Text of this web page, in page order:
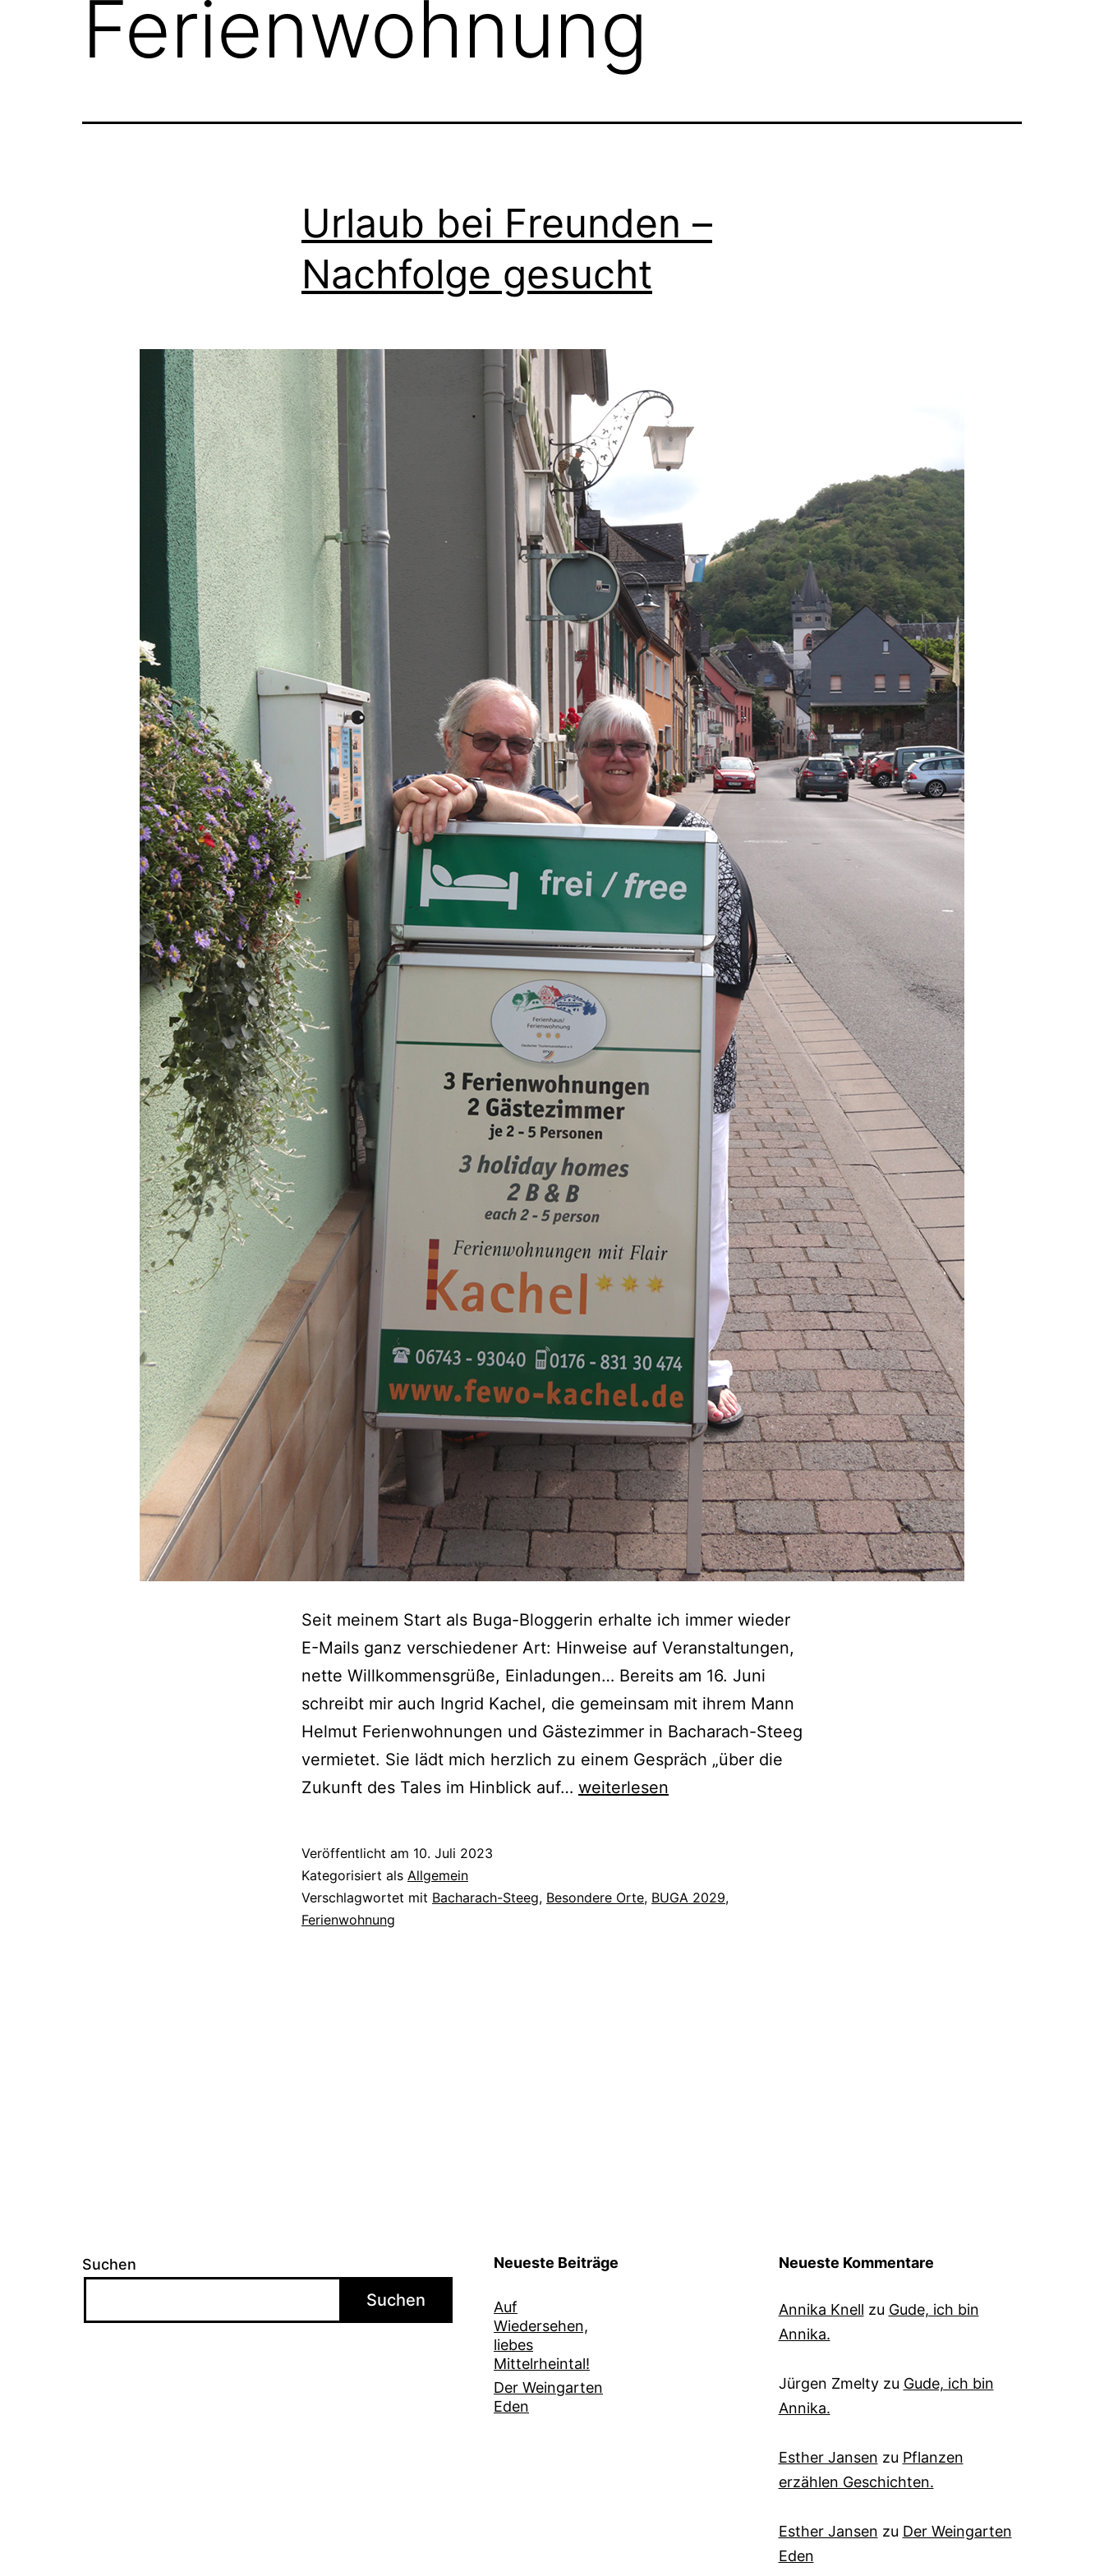
Ferienwohnung
Urlaub bei Freunden –
Nachfolge gesucht
Seit meinem Start als Buga-Bloggerin erhalte ich immer wieder
E-Mails ganz verschiedener Art: Hinweise auf Veranstaltungen,
nette Willkommensgrüße, Einladungen… Bereits am 16. Juni
schreibt mir auch Ingrid Kachel, die gemeinsam mit ihrem Mann
Helmut Ferienwohnungen und Gästezimmer in Bacharach-Steeg
vermietet. Sie lädt mich herzlich zu einem Gespräch „über die
Zukunft des Tales im Hinblick auf… Urlaub
Nachfolge
weiterlesen
Veröffentlicht am 10. Juli 2023
Kategorisiert als Allgemein
Verschlagwortet mit Bacharach-Steeg, Besondere Orte, BUGA 2029,
Ferienwohnung
Suchen
Suchen
Neueste Beiträge
Auf
Wiedersehen,
liebes
Mittelrheintal!
Der Weingarten
Eden
Neueste Kommentare
Annika Knell zu Gude, ich bin
Annika.
Jürgen Zmeltyzu Gude, ich bin
Annika.
Esther Jansen zu Pflanzen
erzählen Geschichten.
Esther Jansen zu Der Weingarten
Eden